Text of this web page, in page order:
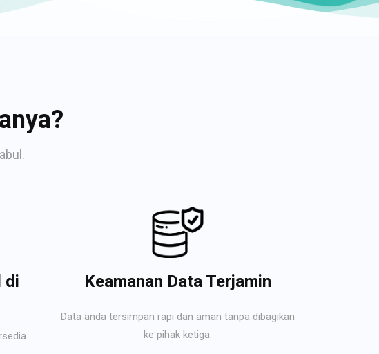
di
Keamanan Data Terjamin
Data anda tersimpan rapi dan aman tanpa dibagikan
ke pihak ketiga.